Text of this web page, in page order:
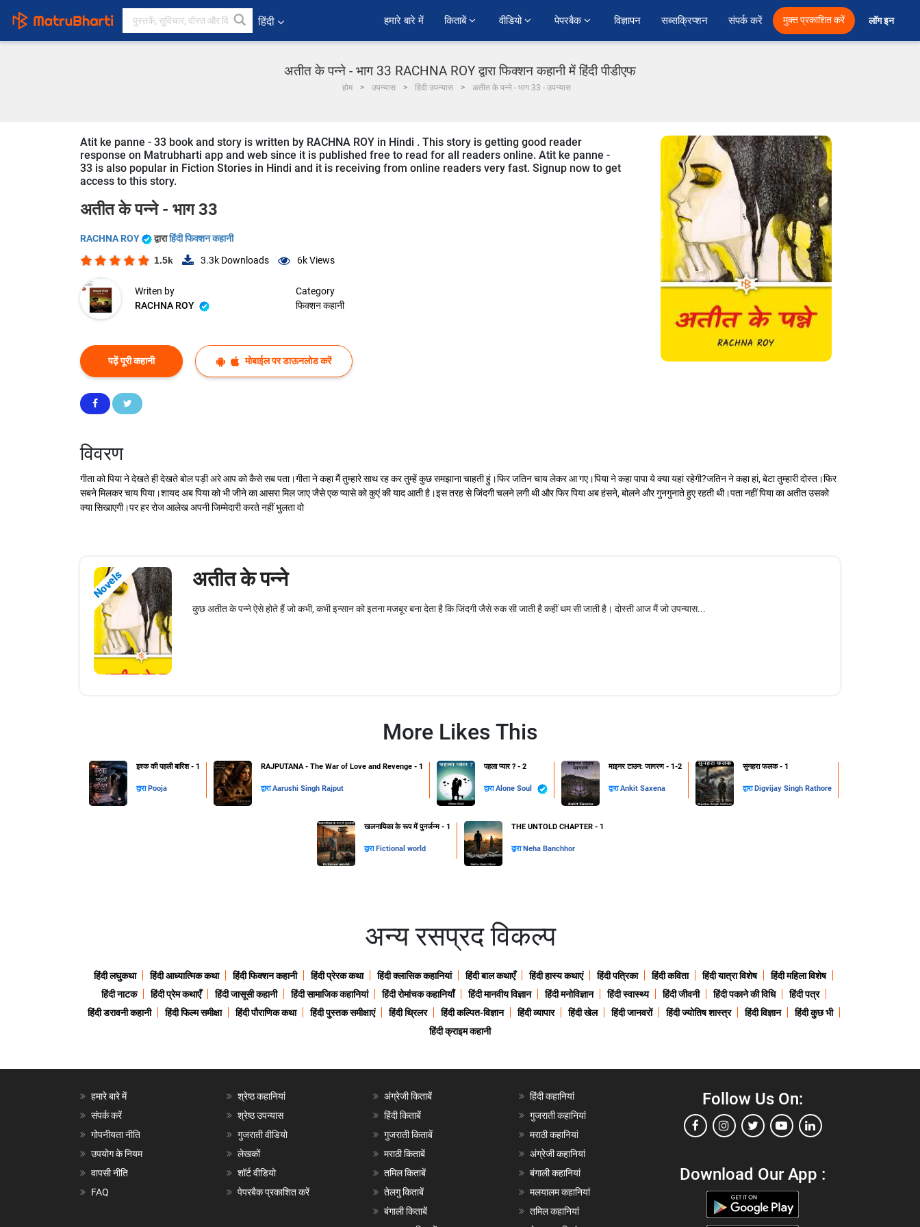
हिंदी हमारे बारे में किताबें वीडियो पेपरबैक विज्ञापन सब्सक्रिप्शन संपर्क करें मुक्त प्रकाशित करें लॉग इन
अतीत के पन्ने - भाग 33 RACHNA ROY द्वारा फिक्शन कहानी में हिंदी पीडीएफ
होम उपन्यास हिंदी उपन्यास अतीत के पन्ने - भाग 33 - उपन्यास
Atit ke panne - 33 book and story is written by RACHNA ROY in Hindi . This story is getting good reader
response on Matrubharti app and web since it is published free to read for all readers online. Atit ke panne -
33 is also popular in Fiction Stories in Hindi and it is receiving from online readers very fast. Signup now to get
access to this story.
अतीत के पन्ने - भाग 33
RACHNA ROY द्वाराहिंदी फिक्शन कहानी
1.5k 3.3k Downloads 6kViews
Writen by
RACHNA ROY
Category
फिक्शन कहानी
पढ़ें पूरी कहानी मोबाईल पर डाऊनलोड करें
विवरण
गीता को पिया ने देखते ही देखते बोल पड़ी अरे आप को कैसे सब पता।गीता ने कहा मैं तुम्हारे साथ रह कर तुम्हें कुछ समझाना चाहती हुं।फिर जतिन चाय लेकर आ गए।पिया ने कहा पापा ये क्या यहां रहेगी?जतिन ने कहा हां, बेटा तुम्हारी दोस्त।फिर
सबने मिलकर चाय पिया।शायद अब पिया को भी जीने का आसरा मिल जाए जैसे एक प्यासे को कुएं की याद आती है।इस तरह से जिंदगी चलने लगी थी और फिर पिया अब हंसने, बोलने और गुनगुनाते हुए रहती थी।पता नहीं पिया का अतीत उसको
क्या सिखाएगी।पर हर रोज आलेख अपनी जिम्मेदारी करते नहीं भुलता वो
Novels अतीत के पन्ने
कुछ अतीत के पन्ने ऐसे होते हैं जो कभी, कभी इन्सान को इतना मजबूर बना देता है कि जिंदगी जैसे रुक सी जाती है कहीं थम सी जाती है। दोस्ती आज मैं जो उपन्यास...
More Likes This
इश्क की पहली बारिश - 1
द्वारा Pooja
RAJPUTANA - The War of Love and Revenge - 1
द्वाराAarushi Singh Rajput
पहला प्यार ? - 2
द्वाराAlone Soul
माइनर टाउन: जागरण - 1-2
द्वाराAnkit Saxena
सुनहरा फलक - 1
द्वारा Digvijay Singh Rathore
खलनायिका के रूप में पुनर्जन्म - 1
द्वारा Fictional world
THE UNTOLD CHAPTER - 1
द्वारा Neha Banchhor
अन्य रसप्रद विकल्प
हिंदी लघुकथा हिंदी आध्यात्मिक कथा हिंदी फिक्शन कहानी हिंदी प्रेरक कथा हिंदी क्लासिक कहानियां हिंदी बाल कथाएँ हिंदी हास्य कथाएं हिंदी पत्रिका हिंदी कविता हिंदी यात्रा विशेष
हिंदी महिला विशेष
हिंदी नाटक
हिंदी प्रेम कथाएँ हिंदी जासूसी कहानी हिंदी सामाजिक कहानियां हिंदी रोमांचक कहानियाँ हिंदी मानवीय विज्ञान हिंदी मनोविज्ञान हिंदी स्वास्थ्य हिंदी जीवनी हिंदी पकाने की विधि
हिंदी पत्र
हिंदी डरावनी कहानी
हिंदी फिल्म समीक्षा हिंदी पौराणिक कथा हिंदी पुस्तक समीक्षाएं हिंदी थ्रिलर हिंदी कल्पित-विज्ञान हिंदी व्यापार हिंदी खेल हिंदी जानवरों हिंदी ज्योतिष शास्त्र हिंदी विज्ञान
हिंदी कुछ भी
हिंदी क्राइम कहानी
हमारे बारे में
संपर्क करें
गोपनीयता नीति
उपयोग के नियम
वापसी नीति
FAQ
श्रेष्ठ कहानियां
श्रेष्ठ उपन्यास
गुजराती वीडियो
लेखकों
शॉर्ट वीडियो
पेपरबैक प्रकाशित करें
अंग्रेजी किताबें
हिंदी किताबें
गुजराती किताबें
मराठी किताबें
तमिल किताबें
तेलगु किताबें
बंगाली किताबें
हिंदी कहानियां
गुजराती कहानियां
मराठी कहानियां
अंग्रेजी कहानियां
बंगाली कहानियां
मलयालम कहानियां
तमिल कहानियां
Follow Us On:
Download Our App :